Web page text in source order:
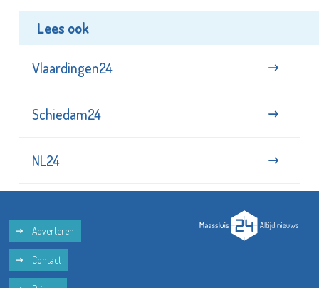
Lees ook
Vlaardingen24
Schiedam24
NL24
Adverteren
Contact